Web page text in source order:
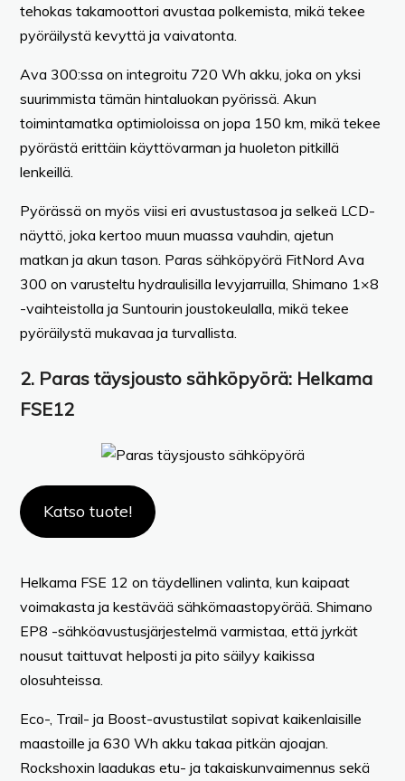
tehokas takamoottori avustaa polkemista, mikä tekee
pyöräilystä kevyttä ja vaivatonta.
Ava 300:ssa on integroitu 720 Wh akku, joka on yksi
suurimmista tämän hintaluokan pyörissä. Akun
toimintamatka optimioloissa on jopa 150 km, mikä tekee
pyörästä erittäin käyttövarman ja huoleton pitkillä
lenkeillä.
Pyörässä on myös viisi eri avustustasoa ja selkeä LCD-
näyttö, joka kertoo muun muassa vauhdin, ajetun
matkan ja akun tason. Paras sähköpyörä FitNord Ava
300 on varusteltu hydraulisilla levyjarruilla, Shimano 1×8
-vaihteistolla ja Suntourin joustokeulalla, mikä tekee
pyöräilystä mukavaa ja turvallista.
2. Paras täysjousto sähköpyörä: Helkama
FSE12
Katso tuote!
Helkama FSE 12 on täydellinen valinta, kun kaipaat
voimakasta ja kestävää sähkömaastopyörää. Shimano
EP8 -sähköavustusjärjestelmä varmistaa, että jyrkät
nousut taittuvat helposti ja pito säilyy kaikissa
olosuhteissa.
Eco-, Trail- ja Boost-avustustilat sopivat kaikenlaisille
maastoille ja 630 Wh akku takaa pitkän ajoajan.
Rockshoxin laadukas etu- ja takaiskunvaimennus sekä